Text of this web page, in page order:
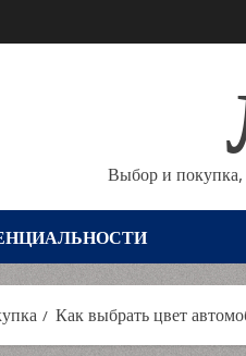
Выбор и покупка,
Как выбрать цвет